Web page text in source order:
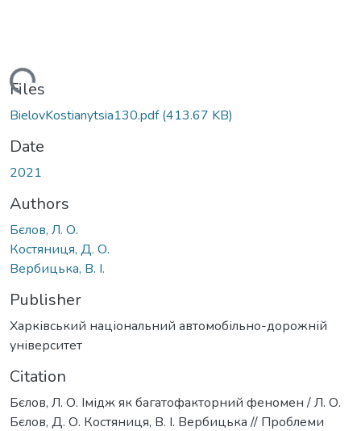
Loading...
Files
BielovKostianytsia130.pdf(413.67 KB)
Date
2021
Authors
Бєлов, Л. О.
Костяниця, Д. О.
Вербицька, В. І.
Publisher
Харківський національний автомобільно-дорожній
університет
Citation
Бєлов, Л. О. Імідж як багатофакторний феномен / Л. О.
Бєлов, Д. О. Костяниця, В. І. Вербицька // Проблеми